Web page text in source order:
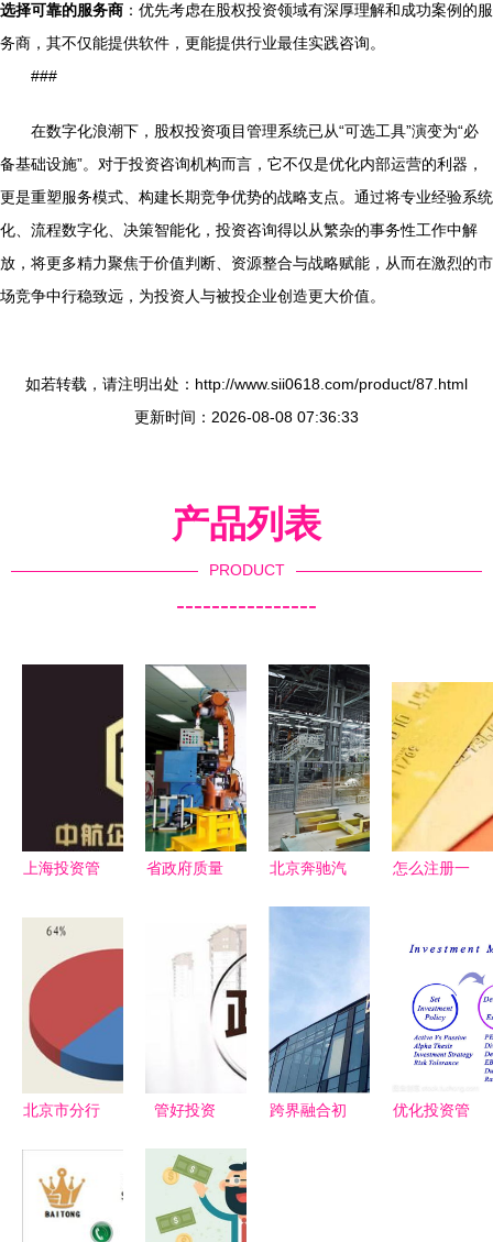
选择可靠的服务商 ：优先考虑在股权投资领域有深厚理解和成功案例的服
务商，其不仅能提供软件，更能提供行业最佳实践咨询。
###
在数字化浪潮下，股权投资项目管理系统已从“可选工具”演变为“必
备基础设施”。对于投资咨询机构而言，它不仅是优化内部运营的利器，
更是重塑服务模式、构建长期竞争优势的战略支点。通过将专业经验系统
化、流程数字化、决策智能化，投资咨询得以从繁杂的事务性工作中解
放，将更多精力聚焦于价值判断、资源整合与战略赋能，从而在激烈的市
场竞争中行稳致远，为投资人与被投企业创造更大价值。
如若转载，请注明出处：http://www.sii0618.com/product/87.html
更新时间：2026-08-08 07:36:33
产品列表
PRODUCT
----------------
上海投资管
指南 私募
备案与保险
投资的双重
机遇
省政府质量
礼--格力电
器(合肥) 投
北京奔驰汽
怎么注册一
北京市分行
询助力财富
增长
管好投资
抓住关键环
节提升投资
跨界融合初
优化投资管